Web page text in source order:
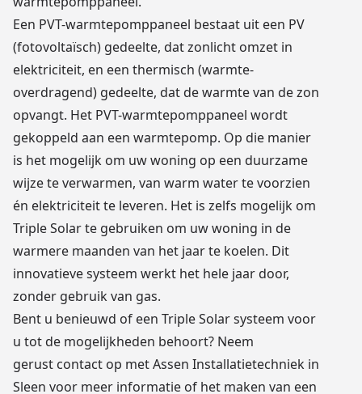
Een PVT-warmtepomppaneel bestaat uit een PV
(fotovoltaïsch) gedeelte, dat zonlicht omzet in
elektriciteit, en een thermisch (warmte-
overdragend) gedeelte, dat de warmte van de zon
opvangt. Het PVT-warmtepomppaneel wordt
gekoppeld aan een warmtepomp. Op die manier
is het mogelijk om uw woning op een duurzame
wijze te verwarmen, van warm water te voorzien
én elektriciteit te leveren. Het is zelfs mogelijk om
Triple Solar te gebruiken om uw woning in de
warmere maanden van het jaar te koelen. Dit
innovatieve systeem werkt het hele jaar door,
zonder gebruik van gas.
Bent u benieuwd of een Triple Solar systeem voor
u tot de mogelijkheden behoort? Neem
gerust contact op met Assen Installatietechniek in
Sleen voor meer informatie of het maken van een